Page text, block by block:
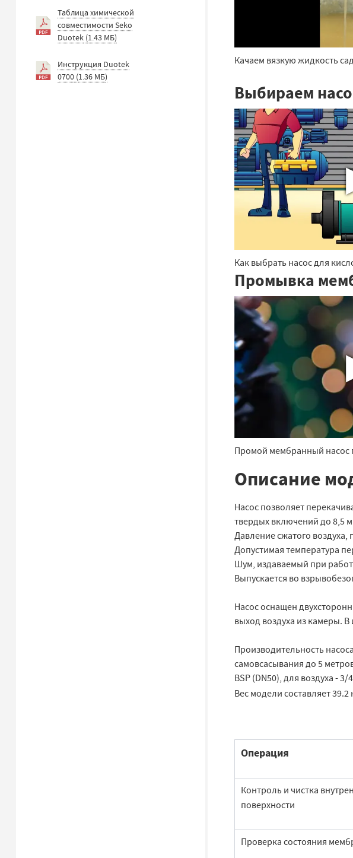
Таблица химической
совместимости Seko
Duotek (1.43 МБ)
Инструкция Duotek
0700 (1.36 МБ)
Качаем вязкую жидкость
Выбираем
Как выбрать насос для
Промывка
Промой мембранный насос
Описание
Насос позволяет
твердых включений до 8,5
Давление сжатого
Допустимая температура
Шум, издаваемый при
Выпускается во
Насос оснащен
выход воздуха из камеры.
Производительность
самовсасывания до 5
BSP (DN50), для воздуха - 3/
Вес модели составляет 39.2
Операция
Контроль и чистка
поверхности
Проверка состояния